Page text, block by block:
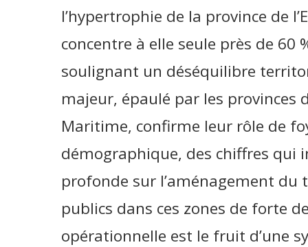
l’hypertrophie de la province de
concentre à elle seule près de
soulignant un déséquilibre
majeur, épaulé par les provinces
Maritime, confirme leur rôle de
démographique, des chiffres qui
profonde sur l’aménagement du
publics dans ces zones de forte
opérationnelle est le fruit d’une